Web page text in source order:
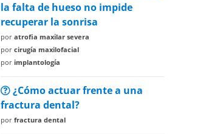
la falta de hueso no impide
recuperar la sonrisa
por atrofia maxilar severa
por cirugía maxilofacial
por implantología
¿Cómo actuar frente a una
fractura dental?
por fractura dental